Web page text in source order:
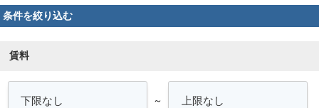
条件を絞り込む
賃料
～